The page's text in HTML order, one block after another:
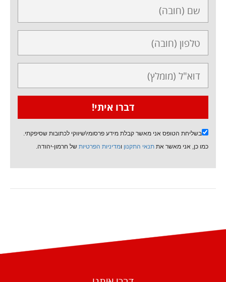
בשליחת הטופס אני מאשר קבלת מידע פרסומי\שיווקי לכתובות שסיפקתי.
כמו כן, אני מאשר את תנאי התקנון ומדיניות הפרטיות של חרמון-יהודה.